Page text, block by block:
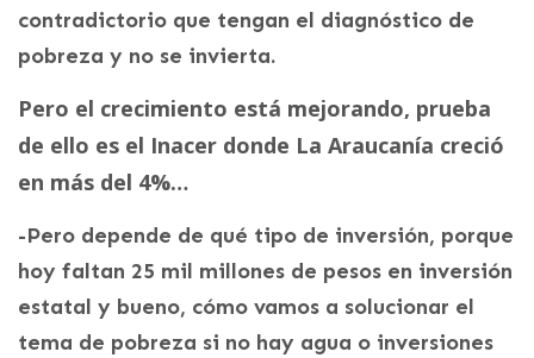
contradictorio que tengan el diagnóstico de
pobreza y no se invierta.
Pero el crecimiento está mejorando, prueba
de ello es el Inacer donde La Araucanía creció
en más del 4%…
-Pero depende de qué tipo de inversión, porque
hoy faltan 25 mil millones de pesos en inversión
estatal y bueno, cómo vamos a solucionar el
tema de pobreza si no hay agua o inversiones